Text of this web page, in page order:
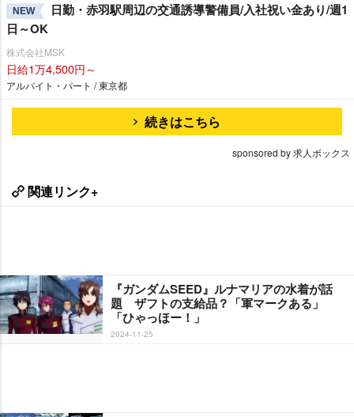
NEW
日勤・赤羽駅周辺の交通誘導警備員/入社祝い金あり/週1
日～OK
株式会社MSK
日給1万4,500円～
アルバイト・パート / 東京都
続きはこちら
sponsored by 求人ボックス
関連リンク+
『ガンダムSEED』ルナマリアの水着が話
題 ザフトの支給品？「軍マークある」
「ひゃっほー！」
2024-11-25